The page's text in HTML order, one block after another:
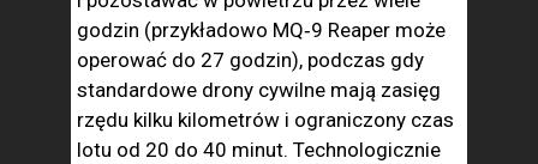
godzin (przykładowo MQ‑9 Reaper może
operować do 27 godzin), podczas gdy
standardowe drony cywilne mają zasięg
rzędu kilku kilometrów i ograniczony czas
lotu od 20 do 40 minut. Technologicznie